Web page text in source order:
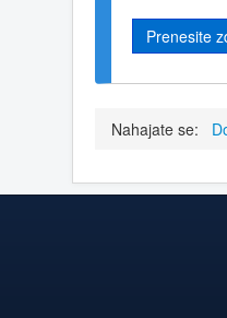
Prenesite
Nahajate se: